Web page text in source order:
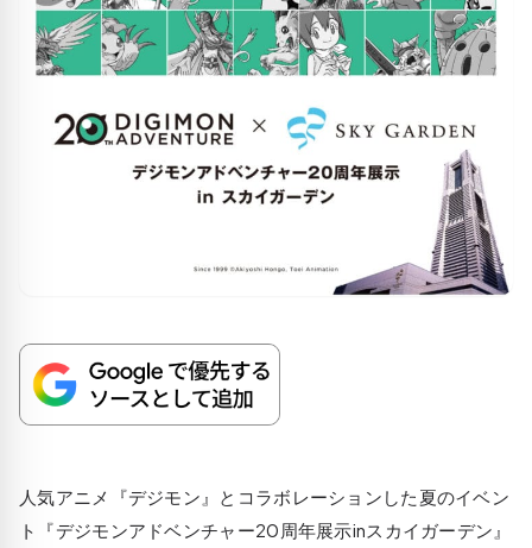
人気アニメ『デジモン』とコラボレーションした夏のイベン
ト『デジモンアドベンチャー20周年展示inスカイガーデン』